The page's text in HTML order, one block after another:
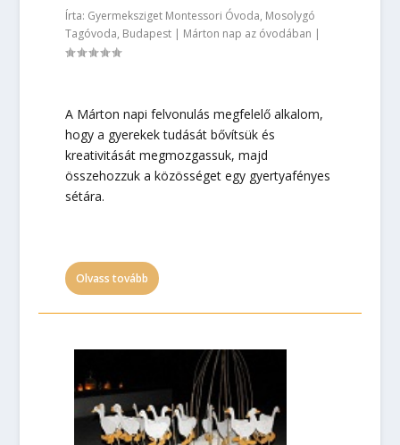
Írta: Gyermeksziget Montessori Óvoda, Mosolygó
Tagóvoda, Budapest| Márton nap az óvodában |
A Márton napi felvonulás megfelelő alkalom,
hogy a gyerekek tudását bővítsük és
kreativitását megmozgassuk, majd
összehozzuk a közösséget egy gyertyafényes
sétára.
Olvass tovább